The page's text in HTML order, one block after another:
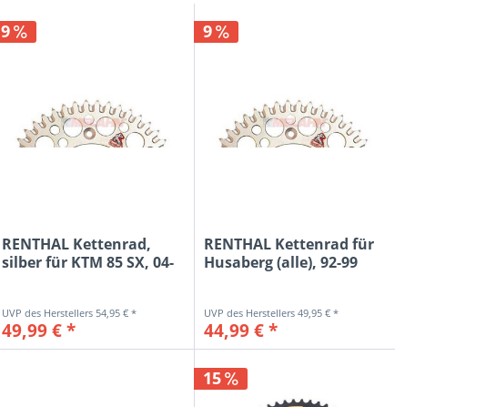
MINO
MOOSE
SCAR
SUPERSPROX
9
RENTHAL Kettenrad,
silber für KTM 85 SX, 04-
54,95 € *
49,99 € *
9
RENTHAL Kettenrad für
Husaberg (alle), 92-99
49,95 € *
44,99 € *
15